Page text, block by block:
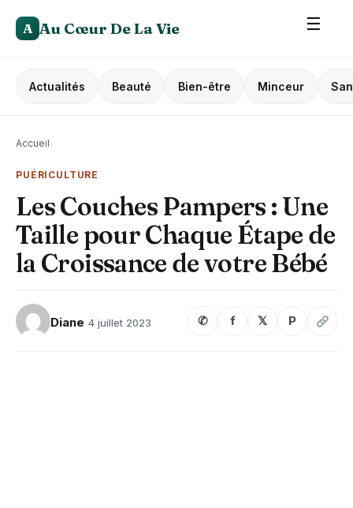
A Au Cœur De La Vie ☰
Actualités Beauté Bien-être Minceur
Accueil›
PUÉRICULTURE
Les Couches Pampers : Une
Taille pour Chaque Étape de
la Croissance de votre Bébé
Diane 4 juillet 2023 ✆ f 𝕏 P